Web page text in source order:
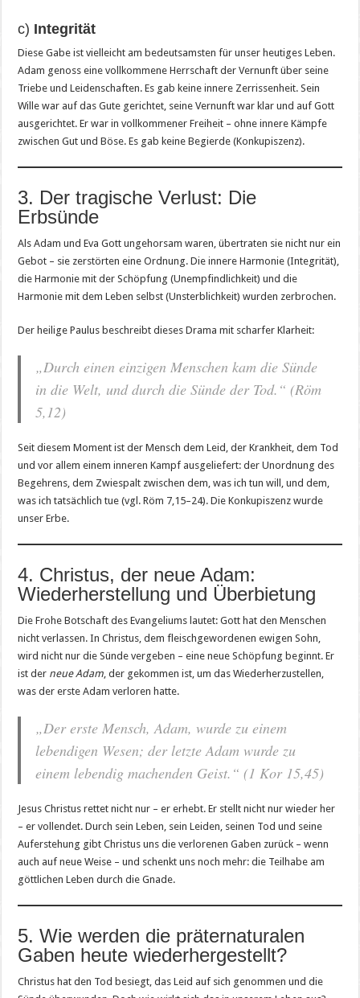
c) Integrität
Diese Gabe ist vielleicht am bedeutsamsten für unser heutiges Leben.
Adam genoss eine vollkommene Herrschaft der Vernunft über seine
Triebe und Leidenschaften. Es gab keine innere Zerrissenheit. Sein
Wille war auf das Gute gerichtet, seine Vernunft war klar und auf Gott
ausgerichtet. Er war in vollkommener Freiheit – ohne innere Kämpfe
zwischen Gut und Böse. Es gab keine Begierde (Konkupiszenz).
3. Der tragische Verlust: Die
Erbsünde
Als Adam und Eva Gott ungehorsam waren, übertraten sie nicht nur ein
Gebot – sie zerstörten eine Ordnung. Die innere Harmonie (Integrität),
die Harmonie mit der Schöpfung (Unempfindlichkeit) und die
Harmonie mit dem Leben selbst (Unsterblichkeit) wurden zerbrochen.
Der heilige Paulus beschreibt dieses Drama mit scharfer Klarheit:
„Durch einen einzigen Menschen kam die Sünde
in die Welt, und durch die Sünde der Tod.“ (Röm
5,12)
Seit diesem Moment ist der Mensch dem Leid, der Krankheit, dem Tod
und vor allem einem inneren Kampf ausgeliefert: der Unordnung des
Begehrens, dem Zwiespalt zwischen dem, was ich tun will, und dem,
was ich tatsächlich tue (vgl. Röm 7,15–24). Die Konkupiszenz wurde
unser Erbe.
4. Christus, der neue Adam:
Wiederherstellung und Überbietung
Die Frohe Botschaft des Evangeliums lautet: Gott hat den Menschen
nicht verlassen. In Christus, dem fleischgewordenen ewigen Sohn,
wird nicht nur die Sünde vergeben – eine neue Schöpfung beginnt. Er
ist der neue Adam, der gekommen ist, um das Wiederherzustellen,
was der erste Adam verloren hatte.
„Der erste Mensch, Adam, wurde zu einem
lebendigen Wesen; der letzte Adam wurde zu
einem lebendig machenden Geist.“ (1 Kor 15,45)
Jesus Christus rettet nicht nur – er erhebt. Er stellt nicht nur wieder her
– er vollendet. Durch sein Leben, sein Leiden, seinen Tod und seine
Auferstehung gibt Christus uns die verlorenen Gaben zurück – wenn
auch auf neue Weise – und schenkt uns noch mehr: die Teilhabe am
göttlichen Leben durch die Gnade.
5. Wie werden die präternaturalen
Gaben heute wiederhergestellt?
Christus hat den Tod besiegt, das Leid auf sich genommen und die